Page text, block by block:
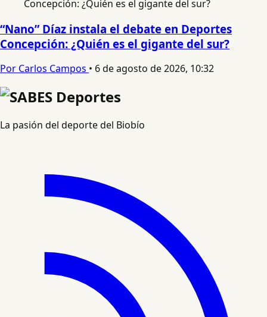
“Nano” Díaz instala el debate en Deportes
Concepción: ¿Quién es el gigante del sur?
Por Carlos Campos • 6 de agosto de 2026, 10:32
La pasión del deporte del Biobío